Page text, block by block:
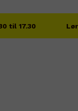
til 17.30